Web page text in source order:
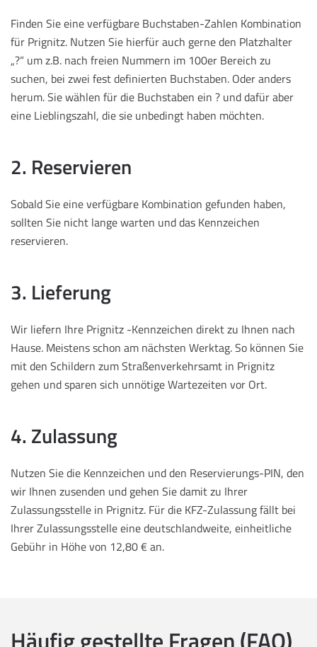
Finden Sie eine verfügbare Buchstaben-Zahlen Kombination
für Prignitz. Nutzen Sie hierfür auch gerne den Platzhalter
„?“ um z.B. nach freien Nummern im 100er Bereich zu
suchen, bei zwei fest definierten Buchstaben. Oder anders
herum. Sie wählen für die Buchstaben ein ? und dafür aber
eine Lieblingszahl, die sie unbedingt haben möchten.
2. Reservieren
Sobald Sie eine verfügbare Kombination gefunden haben,
sollten Sie nicht lange warten und das Kennzeichen
reservieren.
3. Lieferung
Wir liefern Ihre Prignitz -Kennzeichen direkt zu Ihnen nach
Hause. Meistens schon am nächsten Werktag. So können Sie
mit den Schildern zum Straßenverkehrsamt in Prignitz
gehen und sparen sich unnötige Wartezeiten vor Ort.
4. Zulassung
Nutzen Sie die Kennzeichen und den Reservierungs-PIN, den
wir Ihnen zusenden und gehen Sie damit zu Ihrer
Zulassungsstelle in Prignitz. Für die KFZ-Zulassung fällt bei
Ihrer Zulassungsstelle eine deutschlandweite, einheitliche
Gebühr in Höhe von 12,80 € an.